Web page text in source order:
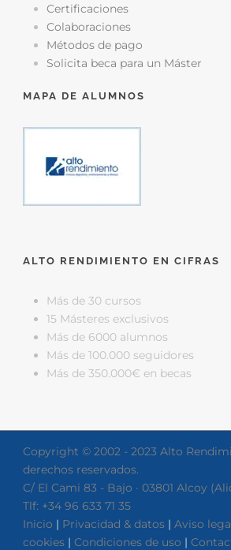
Certificaciones
Colaboraciones
Métodos de pago
Solicita beca para un Máster
MAPA DE ALUMNOS
ALTO RENDIMIENTO EN CIFRAS
Más de 30 cursos
15 Másteres exclusivos
Más de 6000 alumnos
Más de 100.000 seguidores
Más de 350.000€ en becas
Copyright © 2002 - 2023 Alto
derechos reservados.
C/ El Cami 83 - Bajo · 03801 Alcoy
Tlf: +34 96 633 71 35
Inicio | Privacidad & datos | Aviso
cookies | Condiciones de uso |